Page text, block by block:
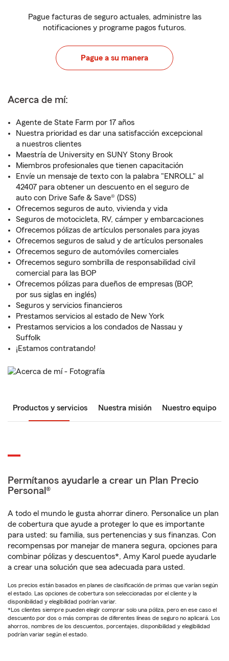
Pague facturas de seguro actuales, administre las
notificaciones y programe pagos futuros.
Pague a su manera
Acerca de mí:
Agente de State Farm por 17 años
Nuestra prioridad es dar una satisfacción excepcional
a nuestros clientes
Maestría de University en SUNY Stony Brook
Miembros profesionales que tienen capacitación
Envíe un mensaje de texto con la palabra "ENROLL" al
42407 para obtener un descuento en el seguro de
auto con Drive Safe & Save® (DSS)
Ofrecemos seguros de auto, vivienda y vida
Seguros de motocicleta, RV, cámper y embarcaciones
Ofrecemos pólizas de artículos personales para joyas
Ofrecemos seguros de salud y de artículos personales
Ofrecemos seguro de automóviles comerciales
Ofrecemos seguro sombrilla de responsabilidad civil
comercial para las BOP
Ofrecemos pólizas para dueños de empresas (BOP,
por sus siglas en inglés)
Seguros y servicios financieros
Prestamos servicios al estado de New York
Prestamos servicios a los condados de Nassau y
Suffolk
¡Estamos contratando!
Productos y servicios Nuestra misión Nuestro equipo
Permítanos ayudarle a crear un Plan Precio
Personal®
A todo el mundo le gusta ahorrar dinero. Personalice un plan
de cobertura que ayude a proteger lo que es importante
para usted: su familia, sus pertenencias y sus finanzas. Con
recompensas por manejar de manera segura, opciones para
combinar pólizas y descuentos*, Amy Karol puede ayudarle
a crear una solución que sea adecuada para usted.
Los precios están basados en planes de clasificación de primas que varían según
el estado. Las opciones de cobertura son seleccionadas por el cliente y la
disponibilidad y elegibilidad podrían variar.
*Los clientes siempre pueden elegir comprar solo una póliza, pero en ese caso el
descuento por dos o más compras de diferentes líneas de seguro no aplicará. Los
ahorros, nombres de los descuentos, porcentajes, disponibilidad y elegibilidad
podrían variar según el estado.